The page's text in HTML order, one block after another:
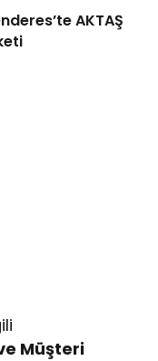
AKTAŞ
Müşteri